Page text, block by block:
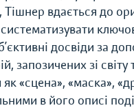
вдається до
досвіди за
запозичених зі світу
як «сцена», «маска»,
в його описі